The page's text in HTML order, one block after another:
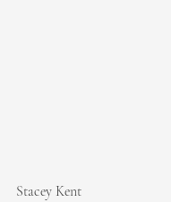
Stacey Kent